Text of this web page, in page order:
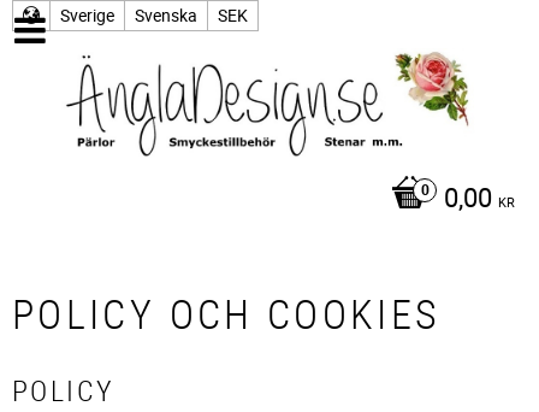
Sverige Svenska SEK
0,00 KR
POLICY OCH COOKIES
POLICY